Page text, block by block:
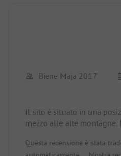
Biene Maja 2017
Il sito è situato in una
mezzo alle alte
Le piazzole sono
Questa recensione è stata